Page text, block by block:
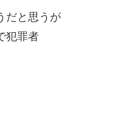
だと思うが
犯罪者